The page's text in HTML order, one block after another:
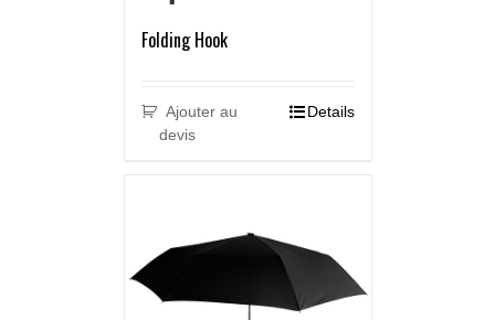
Folding Hook
Ajouter au
devis
Details